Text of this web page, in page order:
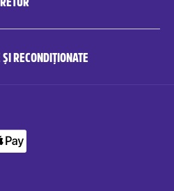
RECONDIȚIONATE